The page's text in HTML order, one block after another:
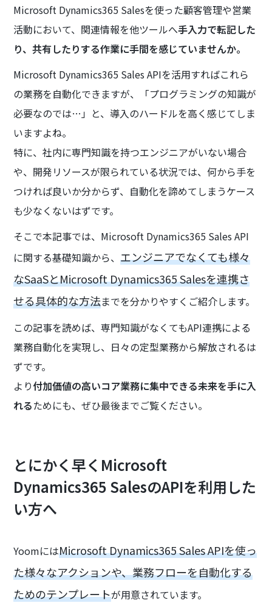
Microsoft Dynamics365 Salesを使った顧客管理や営業
活動において、関連情報を他ツールへ手入力で転記した
り、共有したりする作業に手間を感じていませんか。
Microsoft Dynamics365 Sales APIを活用すればこれら
の業務を自動化できますが、「プログラミングの知識が
必要なのでは…」と、導入のハードルを高く感じてしま
いますよね。
特に、社内に専門知識を持つエンジニアがいない場合
や、開発リソースが限られている状況では、何から手を
つければ良いか分からず、自動化を諦めてしまうケース
も少なくないはずです。
そこで本記事では、Microsoft Dynamics365 Sales API
に関する基礎知識から、エンジニアでなくても様々
なSaaSとMicrosoft Dynamics365 Salesを連携さ
せる具体的な方法までを分かりやすくご紹介します。
この記事を読めば、専門知識がなくてもAPI連携による
業務自動化を実現し、日々の定型業務から解放されるは
ずです。
より付加価値の高いコア業務に集中できる未来を手に入
れるためにも、ぜひ最後までご覧ください。
とにかく早くMicrosoft
Dynamics365 SalesのAPIを利用した
い方へ
YoomにはMicrosoft Dynamics365 Sales APIを使っ
た様々なアクションや、業務フローを自動化する
ためのテンプレートが用意されています。